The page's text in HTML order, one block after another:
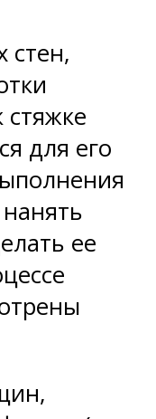
стен,
стяжке
для его
ее